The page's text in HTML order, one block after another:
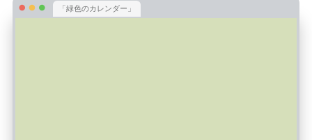
「緑色のカレンダー」